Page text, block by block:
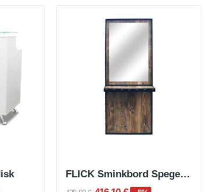
FLICK Sminkbord Spegel i träimitation med bricka